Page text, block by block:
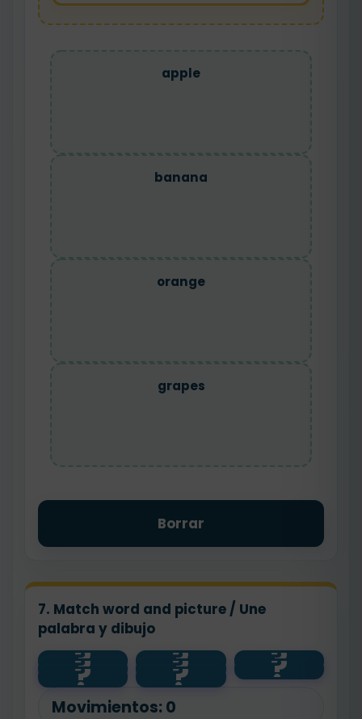
apple
banana
orange
grapes
Borrar
7. Match word and picture / Une
palabra y dibujo
?
apple ?
🍌 ?
grapes
?
🍇 ?
🍊 ?
banana
?
orange ?
🍎
Movimientos: 0